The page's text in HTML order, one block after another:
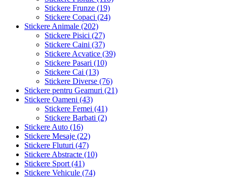
Stickere Frunze (19)
Stickere Copaci (24)
Stickere Animale (202)
Stickere Pisici (27)
Stickere Caini (37)
Stickere Acvatice (39)
Stickere Pasari (10)
Stickere Cai (13)
Stickere Diverse (76)
Stickere pentru Geamuri (21)
Stickere Oameni (43)
Stickere Femei (41)
Stickere Barbati (2)
Stickere Auto (16)
Stickere Mesaje (22)
Stickere Fluturi (47)
Stickere Abstracte (10)
Stickere Sport (41)
Stickere Vehicule (74)